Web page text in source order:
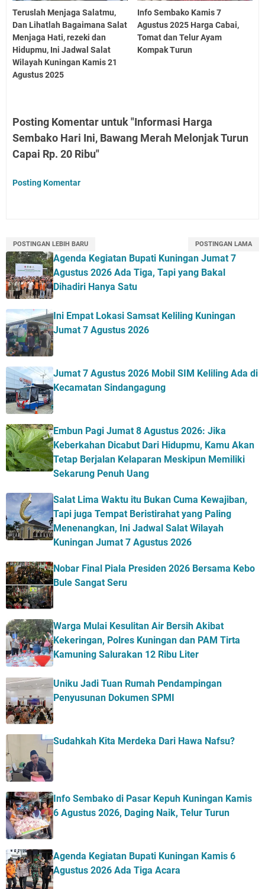
Teruslah Menjaga Salatmu,
Dan Lihatlah Bagaimana Salat
Menjaga Hati, rezeki dan
Hidupmu, Ini Jadwal Salat
Wilayah Kuningan Kamis 21
Agustus 2025
Info Sembako Kamis 7
Agustus 2025 Harga Cabai,
Tomat dan Telur Ayam
Kompak Turun
Posting Komentar untuk "Informasi Harga
Sembako Hari Ini, Bawang Merah Melonjak Turun
Capai Rp. 20 Ribu"
Posting Komentar
POSTINGAN LEBIH BARU POSTINGAN LAMA
Agenda Kegiatan Bupati Kuningan Jumat 7
Agustus 2026 Ada Tiga, Tapi yang Bakal
Dihadiri Hanya Satu
Ini Empat Lokasi Samsat Keliling Kuningan
Jumat 7 Agustus 2026
Jumat 7 Agustus 2026 Mobil SIM Keliling Ada di
Kecamatan Sindangagung
Embun Pagi Jumat 8 Agustus 2026: Jika
Keberkahan Dicabut Dari Hidupmu, Kamu Akan
Tetap Berjalan Kelaparan Meskipun Memiliki
Sekarung Penuh Uang
Salat Lima Waktu itu Bukan Cuma Kewajiban,
Tapi juga Tempat Beristirahat yang Paling
Menenangkan, Ini Jadwal Salat Wilayah
Kuningan Jumat 7 Agustus 2026
Nobar Final Piala Presiden 2026 Bersama Kebo
Bule Sangat Seru
Warga Mulai Kesulitan Air Bersih Akibat
Kekeringan, Polres Kuningan dan PAM Tirta
Kamuning Salurakan 12 Ribu Liter
Uniku Jadi Tuan Rumah Pendampingan
Penyusunan Dokumen SPMI
Sudahkah Kita Merdeka Dari Hawa Nafsu?
Info Sembako di Pasar Kepuh Kuningan Kamis
6 Agustus 2026, Daging Naik, Telur Turun
Agenda Kegiatan Bupati Kuningan Kamis 6
Agustus 2026 Ada Tiga Acara